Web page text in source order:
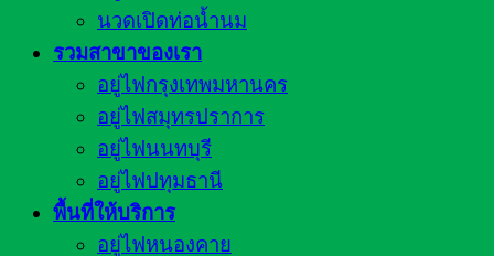
นวดเปิดท่อน้ำนม
รวมสาขาของเรา
อยู่ไฟกรุงเทพมหานคร
อยู่ไฟสมุทรปราการ
อยู่ไฟนนทบุรี
อยู่ไฟปทุมธานี
พื้นที่ให้บริการ
อยู่ไฟหนองคาย